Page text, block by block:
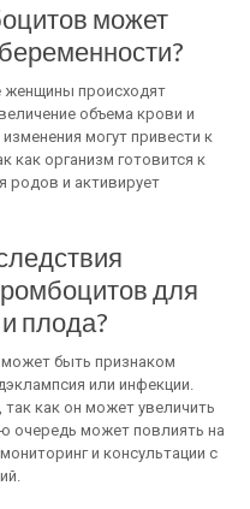
может
женщины происходят
объема крови и
могут привести к
организм готовится к
и активирует
для
плода?
быть признаком
или инфекции.
как он может увеличить
очередь может повлиять на
и консультации с